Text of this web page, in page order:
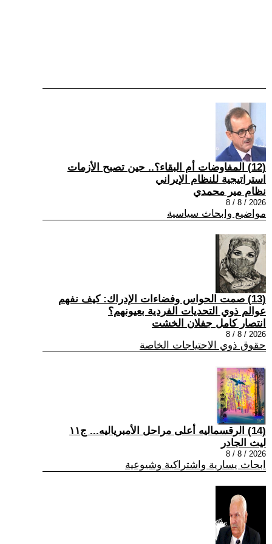
(12) المفاوضات أم البقاء؟.. حين تصبح الأزمات
استراتيجية للنظام الإيراني
نظام مير محمدي
2026 / 8 / 8
مواضيع وابحاث سياسية
(13) صمت الحواس وفضاءات الإدراك: كيف نفهم
عوالم ذوي التحديات الفردية بعيونهم؟
انتصار كامل جفلان الخشت
2026 / 8 / 8
حقوق ذوي الاحتياجات الخاصة
(14) الرقسماليه أعلى مراحل الأمبرياليه... ج١١
ليث الجادر
2026 / 8 / 8
ابحاث يسارية واشتراكية وشيوعية